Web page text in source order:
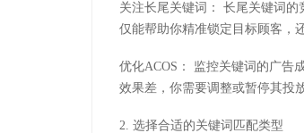
关注长尾关键词： 长尾关键词的
仅能帮助你精准锁定目标顾客，
优化ACOS： 监控关键词的广告
效果差，你需要调整或暂停其投
2. 选择合适的关键词匹配类型